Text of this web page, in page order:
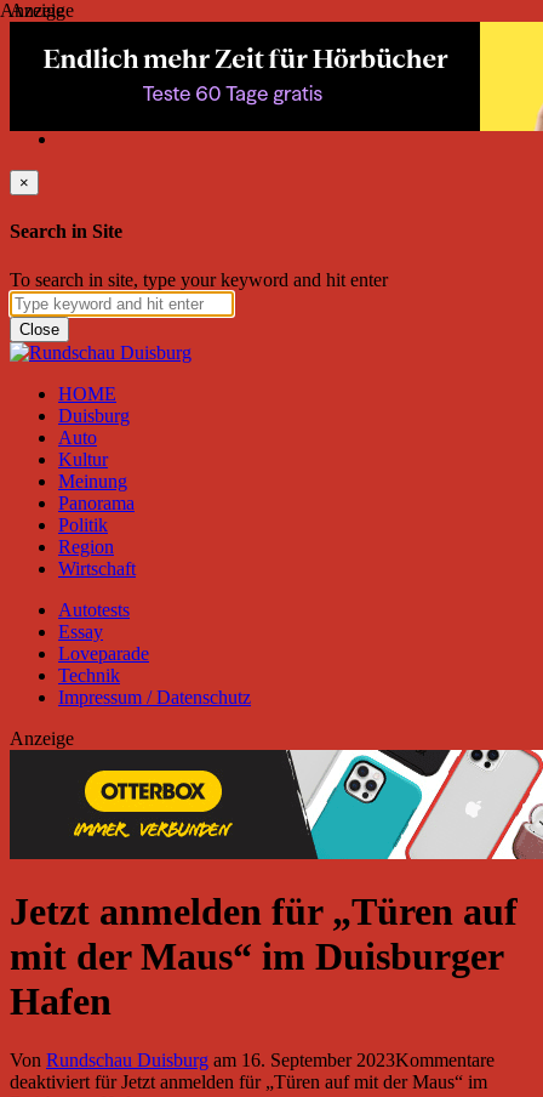
Freitag, August 07, 2026
Friend on Facebook Follow on Twitter
×
Search in Site
To search in site, type your keyword and hit enter
Close
HOME
Duisburg
Auto
Kultur
Meinung
Panorama
Politik
Region
Wirtschaft
Autotests
Essay
Loveparade
Technik
Impressum / Datenschutz
Anzeige
Jetzt anmelden für „Türen auf
mit der Maus“ im Duisburger
Hafen
Von Rundschau Duisburg am 16. September 2023Kommentare
deaktiviertfür Jetzt anmelden für „Türen auf mit der Maus“ im
Anzeige
Anzeige